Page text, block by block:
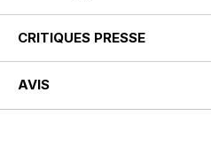
CRITIQUES PRESSE
AVIS